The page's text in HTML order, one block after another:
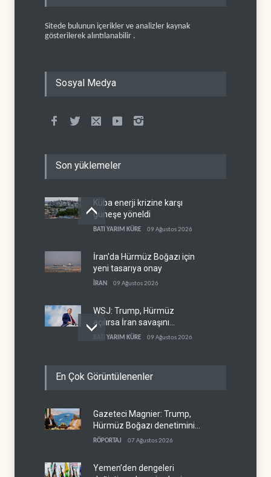
Sitede bulunun içerikler ve analizler kaynak
gösterilerek alıntılanabilir .
Sosyal Medya
Son yüklemeler
Küba enerji krizine karşı
güneşe yöneldi
BATI YARIM KÜRE 09 Ağustos 2026
İran'da Hürmüz Boğazı için
yeni tasarıya onay
İRAN 09 Ağustos 2026
WSJ: Trump, Hürmüz
açılırsa İran savaşını
bitirmeye hazır
BATI YARIM KÜRE 09 Ağustos 2026
HTŞ-Rusya anlaşması
Netanyahu ‘Gazze planını’
çöpe attı
09 Ağustos 2026
En Çok Görüntülenenler
Gazeteci Magnier: Trump,
Hürmüz Boğazı denetimini
doğrudan İran ve Umman'a
RÖPORTAJ 07 Ağustos 2026
Yemen’den dengeleri